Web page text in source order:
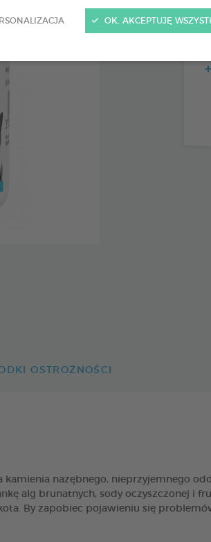
OK, AKCEPTUJĘ
OSTROŻNOŚCI
nazębnego, nieprzyjemnego
alg brunatnych, sody oczyszczonej i
By zapobiec pojawieniu się